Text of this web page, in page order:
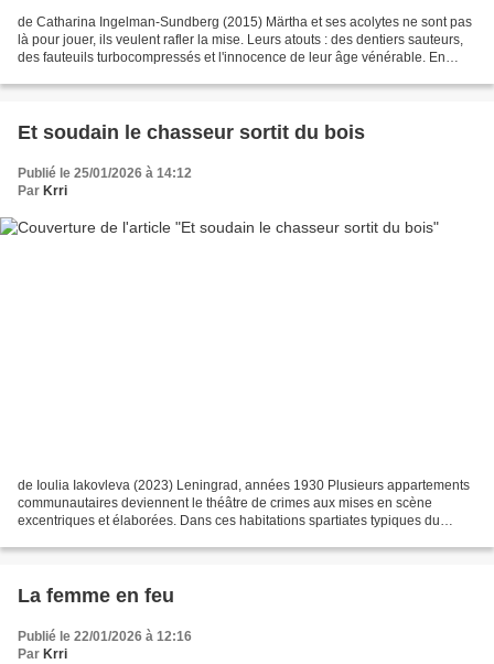
de Catharina Ingelman-Sundberg (2015) Märtha et ses acolytes ne sont pas
là pour jouer, ils veulent rafler la mise. Leurs atouts : des dentiers sauteurs,
des fauteuils turbocompressés et l'innocence de leur âge vénérable. En
Et soudain le chasseur sortit du bois
Publié le 25/01/2026 à 14:12
Par Krri
de Ioulia Iakovleva (2023) Leningrad, années 1930 Plusieurs appartements
communautaires deviennent le théâtre de crimes aux mises en scène
excentriques et élaborées. Dans ces habitations spartiates typiques du
La femme en feu
Publié le 22/01/2026 à 12:16
Par Krri